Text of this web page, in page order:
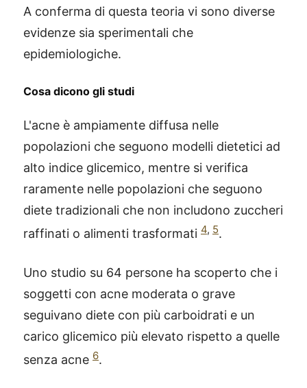
A conferma di questa teoria vi sono diverse
evidenze sia sperimentali che
epidemiologiche.
Cosa dicono gli studi
L'acne è ampiamente diffusa nelle
popolazioni che seguono modelli dietetici ad
alto indice glicemico, mentre si verifica
raramente nelle popolazioni che seguono
diete tradizionali che non includono zuccheri
raffinati o alimenti trasformati 4, 5.
Uno studio su 64 persone ha scoperto che i
soggetti con acne moderata o grave
seguivano diete con più carboidrati e un
carico glicemico più elevato rispetto a quelle
senza acne 6.